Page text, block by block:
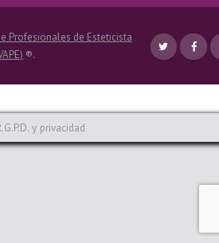
Profesionales de Esteticista
®.
y privacidad